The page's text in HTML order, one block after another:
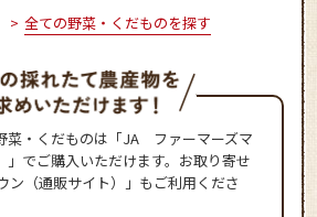
全ての野菜・くだものを探す
菜・くだものは「JA ファーマーズマ
」でご購入いただけます。お取り寄せ
（通販サイト）」もご利用くださ